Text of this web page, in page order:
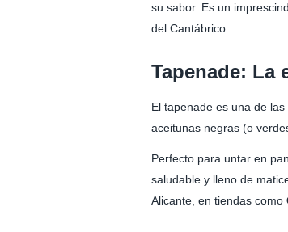
su sabor. Es un
del Cantábrico.
Tapenade: La
El tapenade es una de
aceitunas negras (o
Perfecto para untar en
saludable y lleno de
Alicante, en tiendas como